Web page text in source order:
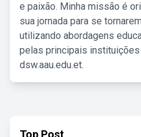
e paixão. Minha missão é
sua jornada para se
utilizando abordagens
pelas principais
dsw.aau.edu.et.
Top Post